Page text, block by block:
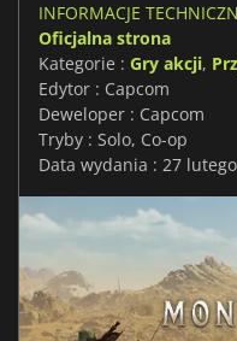
INFORMACJE
Oficjalna strona
Kategorie : Gry akcji,
Edytor : Capcom
Deweloper : Capcom
Tryby : Solo, Co-op
Data wydania : 27